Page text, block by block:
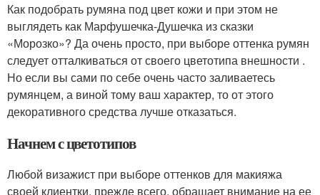
Как подобрать румяна под цвет кожи и при этом не
выглядеть как Марфушечка-Душечка из сказки
«Морозко»? Да очень просто, при выборе оттенка румян
следует отталкиваться от своего цветотипа внешности .
Но если вы сами по себе очень часто заливаетесь
румянцем, а виной тому ваш характер, то от этого
декоративного средства лучше отказаться.
Начнем с цветотипов
Любой визажист при выборе оттенков для макияжа
своей клиентки, прежде всего, обращает внимание на ее